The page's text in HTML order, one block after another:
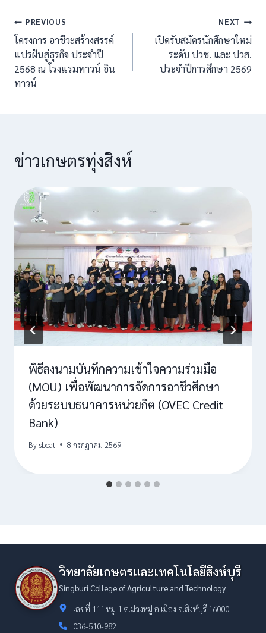
แนะแนว
เรื่อง
PREVIOUS
โครงการ อาชีวะสร้างสรรค์
แปรฝันสู่ธุรกิจ ประจำปี
2568 ณ โรงแรมทาวน์ อิน
ทาวน์
NEXT
เปิดรับสมัครนักศึกษาใหม่
ระดับ ปวช. และ ปวส.
ประจำปีการศึกษา 2569
ข่าวเกษตรทุ่งสิงห์
พิธีลงนามบันทึกความเข้าใจความร่วมมือ
(MOU) เพื่อพัฒนาการจัดการอาชีวศึกษา
ด้วยระบบธนาคารหน่วยกิต (OVEC Credit
Bank)
By sbcat 8 กรกฎาคม 2569
วิทยาลัยเกษตรและเทคโนโลยีสิงห์บุรี
Singburi College of Agriculture and Technology
เลขที่ 111 หมู่ 1 ต.ม่วงหมู่ อ.เมือง จ.สิงห์บุรี 16000
036-510-982